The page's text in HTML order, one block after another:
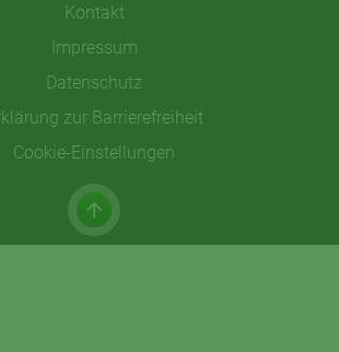
Kontakt
Impressum
Datenschutz
zur Barrierefreiheit
Cookie-Einstellungen